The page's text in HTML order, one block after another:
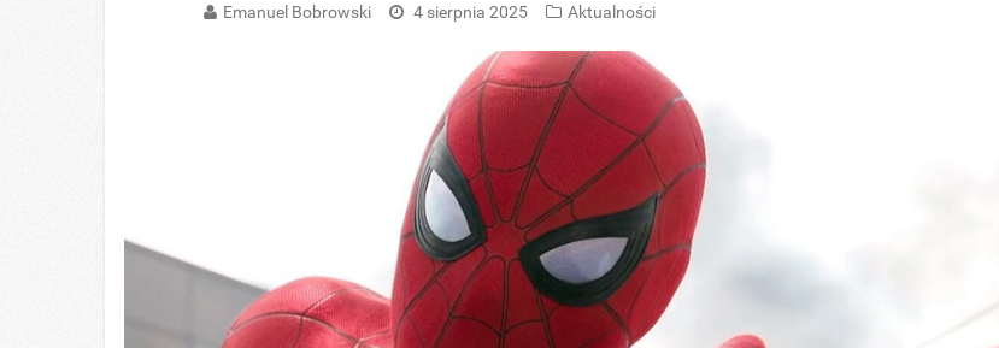
Emanuel Bobrowski 4 sierpnia 2025 Aktualności